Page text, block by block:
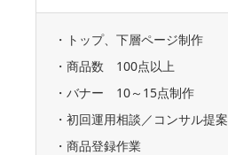
・トップ、下層ページ制作
・商品数 100点以上
・バナー 10～15点制作
・初回運用相談／コンサル提案
・商品登録作業